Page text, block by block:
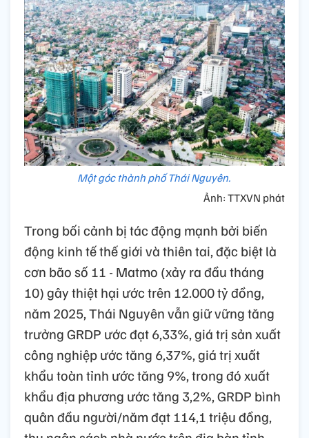
Một góc thành phố Thái Nguyên.
Ảnh: TTXVN phát
Trong bối cảnh bị tác động mạnh bởi biến
động kinh tế thế giới và thiên tai, đặc biệt là
cơn bão số 11 - Matmo (xảy ra đầu tháng
10) gây thiệt hại ước trên 12.000 tỷ đồng,
năm 2025, Thái Nguyên vẫn giữ vững tăng
trưởng GRDP ước đạt 6,33%, giá trị sản xuất
công nghiệp ước tăng 6,37%, giá trị xuất
khẩu toàn tỉnh ước tăng 9%, trong đó xuất
khẩu địa phương ước tăng 3,2%, GRDP bình
quân đầu người/năm đạt 114,1 triệu đồng,